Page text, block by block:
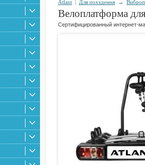
Atlant | Для похудения →
Велоплатформа
Сертифицированный интернет-